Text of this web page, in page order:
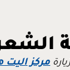
مركز اليت